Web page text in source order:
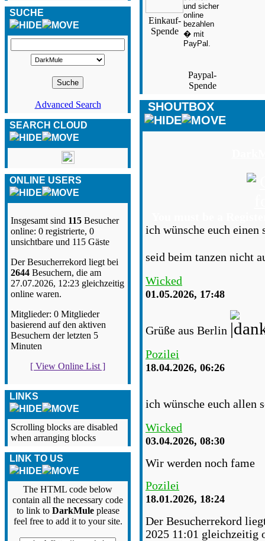
SUCHE
Advanced Search
SEARCH CLOUD
ONLINE USERS
Insgesamt sind 115 Besucher
online: 0 registrierte, 0
unsichtbare und 115 Gäste
Der Besucherrekord liegt bei
2644 Besuchern, die am
27.07.2026, 12:23 gleichzeitig
online waren.
Mitglieder: 0 Mitglieder
basierend auf den aktiven
Besuchern der letzten 5
Minuten
[ View Online List ]
LINKS
Scrolling blocks are disabled
when arranging blocks
LINK TO US
The HTML code below
contain all the necessary code
to link to DarkMuleplease
feel free to add it to your site.
Einkauf-
Spende
Paypal-
Spende
SHOUTBOX
ich wünsche euch
seid beim tanzen nicht
Wicked
01.05.2026, 17:48
Grüße aus Berlin
Pozilei
18.04.2026, 06:26
ich wünsche euch allen
Wicked
03.04.2026, 08:30
Wir werden noch fame
Pozilei
18.01.2026, 18:24
Der Besucherrekord
2025 11:01 gleichzeitig